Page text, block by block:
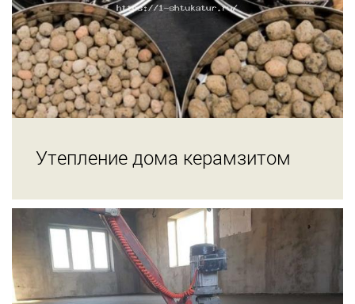
Утепление дома керамзитом